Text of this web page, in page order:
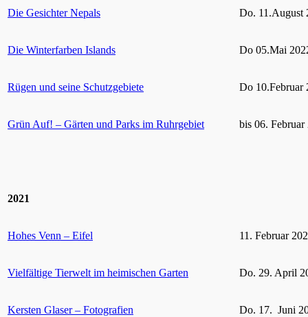
Die Gesichter Nepals Do. 11.August
Die Winterfarben Islands Do 05.Mai
Rügen und seine Schutzgebiete Do 10.Februar
Grün Auf! – Gärten und Parks im Ruhrgebiet bis 06. Februar
2021
Hohes Venn – Eifel 11. Februar
Vielfältige Tierwelt im heimischen Garten Do. 29. April
Kersten Glaser – Fotografien Do. 17. Juni